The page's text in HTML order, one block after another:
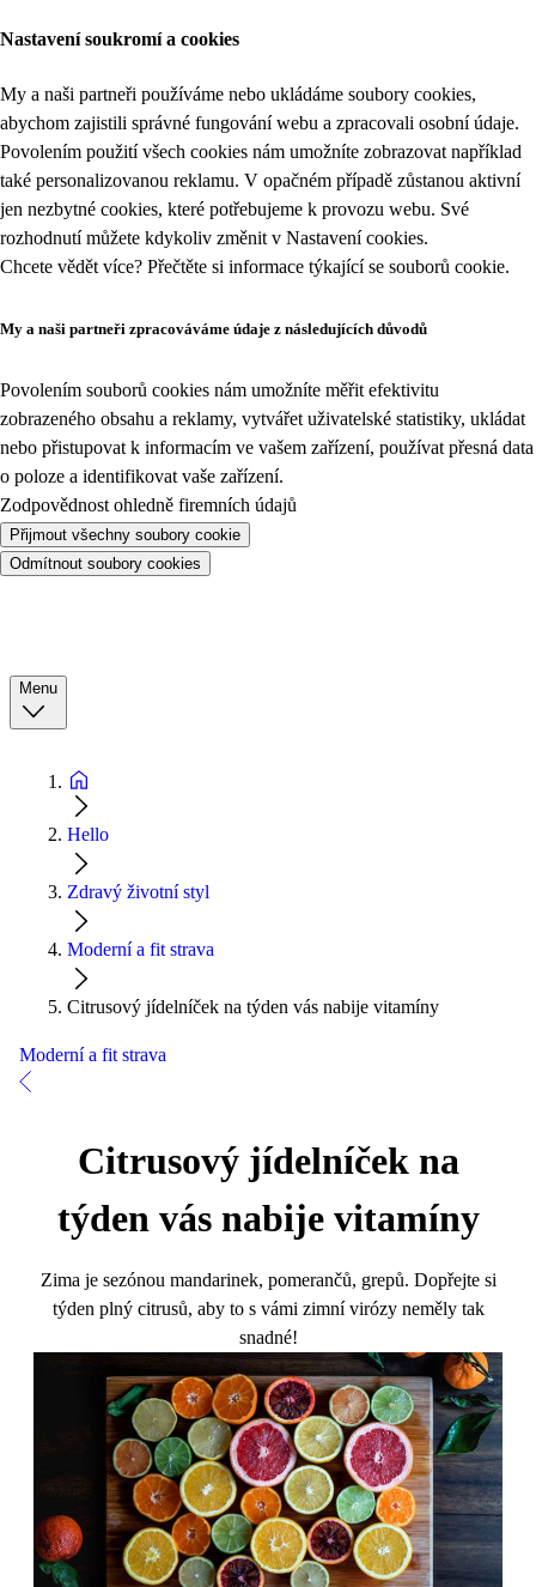
Nastavení soukromí a cookies
My a naši partneři používáme nebo ukládáme soubory cookies,
abychom zajistili správné fungování webu a zpracovali osobní údaje.
Povolením použití všech cookies nám umožníte zobrazovat například
také personalizovanou reklamu. V opačném případě zůstanou aktivní
jen nezbytné cookies, které potřebujeme k provozu webu. Své
rozhodnutí můžete kdykoliv změnit v Nastavení cookies.
Chcete vědět více? Přečtěte si informace týkající se souborů cookie.
My a naši partneři zpracováváme údaje z následujících důvodů
Povolením souborů cookies nám umožníte měřit efektivitu
zobrazeného obsahu a reklamy, vytvářet uživatelské statistiky, ukládat
nebo přistupovat k informacím ve vašem zařízení, používat přesná data
o poloze a identifikovat vaše zařízení.
Zodpovědnost ohledně firemních údajů
Přijmout všechny soubory cookie
Odmítnout soubory cookies
Menu
Hello
Zdravý životní styl
Moderní a fit strava
Citrusový jídelníček na týden vás nabije vitamíny
Moderní a fit strava
Citrusový jídelníček na
týden vás nabije vitamíny
Zima je sezónou mandarinek, pomerančů, grepů. Dopřejte si
týden plný citrusů, aby to s vámi zimní virózy neměly tak
snadné!